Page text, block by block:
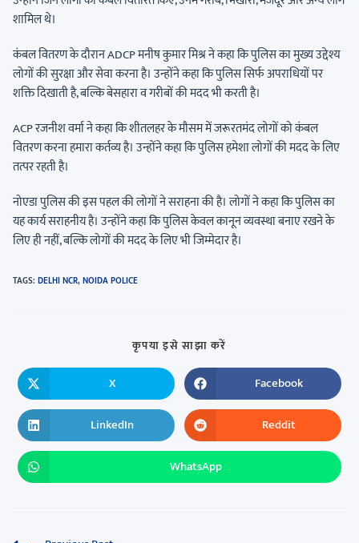
शामिल थे।
कंबल वितरण के दौरान ADCP मनीष कुमार मिश्र ने कहा कि पुलिस का मुख्य उद्देश्य
लोगों की सुरक्षा और सेवा करना है। उन्होंने कहा कि पुलिस सिर्फ अपराधियों पर
शक्ति दिखाती है, बल्कि बेसहारा व गरीबों की मदद भी करती है।
ACP रजनीश वर्मा ने कहा कि शीतलहर के मौसम में जरूरतमंद लोगों को कंबल
वितरण करना हमारा कर्तव्य है। उन्होंने कहा कि पुलिस हमेशा लोगों की मदद के लिए
तत्पर रहती है।
नोएडा पुलिस की इस पहल की लोगों ने सराहना की है। लोगों ने कहा कि पुलिस का
यह कार्य सराहनीय है। उन्होंने कहा कि पुलिस केवल कानून व्यवस्था बनाए रखने के
लिए ही नहीं, बल्कि लोगों की मदद के लिए भी जिम्मेदार है।
TAGS: DELHI NCR,NOIDA POLICE
कृपया इसे साझा करें
X Facebook
LinkedIn Reddit
WhatsApp